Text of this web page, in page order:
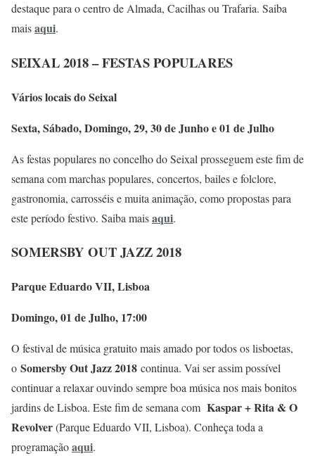
destaque para o centro de Almada, Cacilhas ou Trafaria. Saiba
maisaqui.
SEIXAL 2018 – FESTAS POPULARES
Vários locais do Seixal
Sexta, Sábado, Domingo, 29, 30 de Junho e 01 de Julho
As festas populares no concelho do Seixal prosseguem este fim de
semana com marchas populares, concertos, bailes e folclore,
gastronomia, carrosséis e muita animação, como propostas para
este período festivo. Saiba maisaqui.
SOMERSBY OUT JAZZ 2018
Parque Eduardo VII, Lisboa
Domingo, 01 de Julho, 17:00
O festival de música gratuito mais amado por todos os lisboetas,
o Somersby Out Jazz 2018 continua. Vai ser assim possível
continuar a relaxar ouvindo sempre boa música nos mais bonitos
jardins de Lisboa. Este fim de semana com Kaspar + Rita & O
Revolver(Parque Eduardo VII, Lisboa). Conheça toda a
programaçãoaqui.